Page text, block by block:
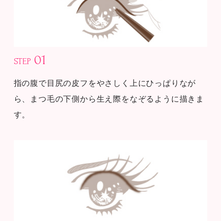
STEP 01
指の腹で目尻の皮フをやさしく上にひっぱりなが
ら、まつ毛の下側から生え際をなぞるように描きま
す。